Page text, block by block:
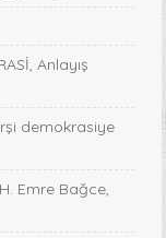
Anlayış
demokrasiye
Emre Bağce,